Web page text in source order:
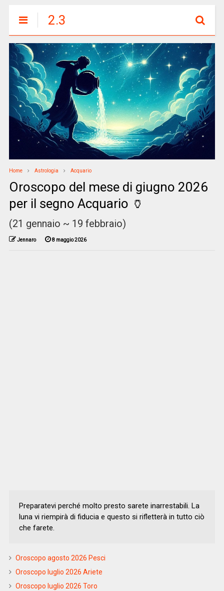
2.3
Home Astrologia Acquario
Oroscopo del mese di giugno 2026
per il segno Acquario 🏺
(21 gennaio ~ 19 febbraio)
Jennaro 8 maggio 2026
Preparatevi perché molto presto sarete inarrestabili. La
luna vi riempirà di fiducia e questo si rifletterà in tutto ciò
che farete.
Oroscopo agosto 2026 Pesci
Oroscopo luglio 2026 Ariete
Oroscopo luglio 2026 Toro